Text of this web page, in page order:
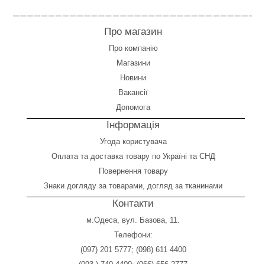
Про магазин
Про компанію
Магазини
Новини
Вакансії
Допомога
Інформація
Угода користувача
Оплата та доставка товару по Україні та СНД
Повернення товару
Знаки догляду за товарами, догляд за тканинами
Контакти
м.Одеса, вул. Базова, 11.
Телефони:
(097) 201 5777; (098) 611 4400